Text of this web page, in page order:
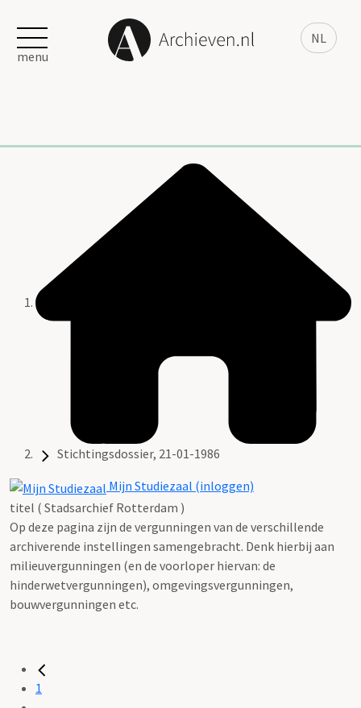
NL
menu
Stichtingsdossier, 21-01-1986
Mijn Studiezaal (inloggen)
titel ( Stadsarchief Rotterdam )
Op deze pagina zijn de vergunningen van de verschillende
archiverende instellingen samengebracht. Denk hierbij aan
milieuvergunningen (en de voorloper hiervan: de
hinderwetvergunningen), omgevingsvergunningen,
bouwvergunningen etc.
1